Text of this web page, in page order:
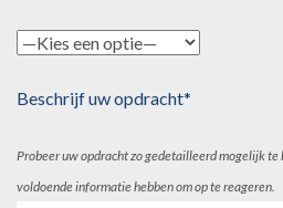
Beschrijf uw opdracht*
Probeer uw opdracht zo gedetailleerd mogelijk
voldoende informatie hebben om op te reageren.